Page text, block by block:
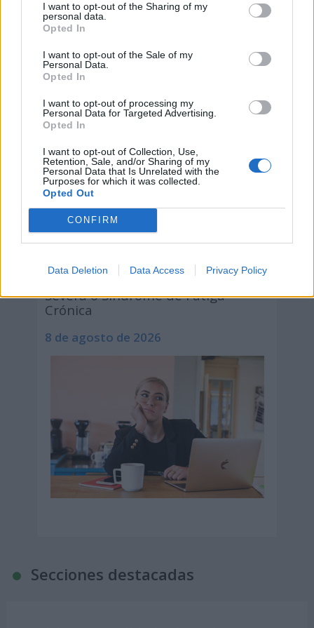
I want to opt-out of the Sharing of my
personal data.
Opted In
I want to opt-out of the Sale of my
Personal Data.
Opted In
I want to opt-out of processing my
Personal Data for Targeted Advertising.
Opted In
I want to opt-out of Collection, Use,
Retention, Sale, and/or Sharing of my
Personal Data that Is Unrelated with the
Purposes for which it was collected.
Opted Out
CONFIRM
Data Deletion Data Access Privacy Policy
Femenino
8 de agosto de 2026
Día de la Encefalomielitis Miálgica
Severa o Síndrome de Fatiga
Crónica
8 de agosto de 2026
Secciones destacadas